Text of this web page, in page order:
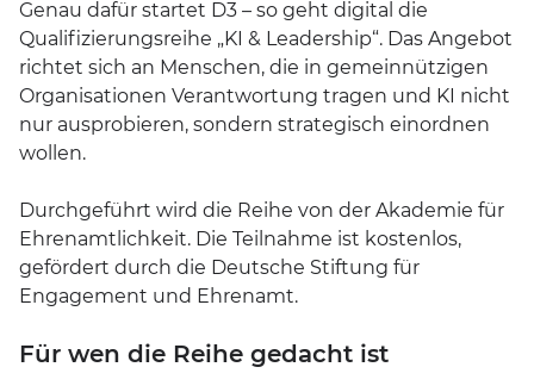
Genau dafür startet D3 – so geht digital die
Qualifizierungsreihe „KI & Leadership“. Das Angebot
richtet sich an Menschen, die in gemeinnützigen
Organisationen Verantwortung tragen und KI nicht
nur ausprobieren, sondern strategisch einordnen
wollen.
Durchgeführt wird die Reihe von der Akademie für
Ehrenamtlichkeit. Die Teilnahme ist kostenlos,
gefördert durch die Deutsche Stiftung für
Engagement und Ehrenamt.
Für wen die Reihe gedacht ist